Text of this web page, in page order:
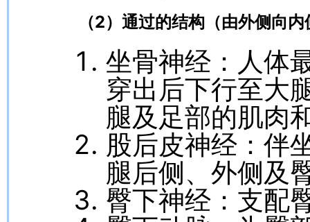
（2）通过的结构（由外侧向
坐骨神经：人体
穿出后下行至大
腿及足部的肌肉
股后皮神经：伴
腿后侧、外侧及
臀下神经：支配